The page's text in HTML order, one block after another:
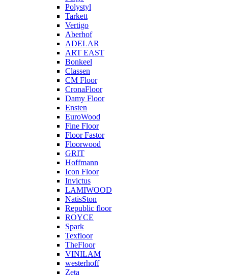
Polystyl
Tarkett
Vertigo
Aberhof
ADELAR
ART EAST
Bonkeel
Classen
CM Floor
CronaFloor
Damy Floor
Ensten
EuroWood
Fine Floor
Floor Fastor
Floorwood
GRIT
Hoffmann
Icon Floor
Invictus
LAMIWOOD
NatisSton
Republic floor
ROYCE
Spark
Texfloor
TheFloor
VINILAM
westerhoff
Zeta